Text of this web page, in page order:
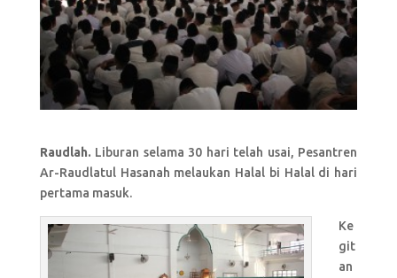
Raudlah. Liburan selama 30 hari telah usai, Pesantren
Ar-Raudlatul Hasanah melaukan Halal bi Halal di hari
pertama masuk.
Ke
git
an